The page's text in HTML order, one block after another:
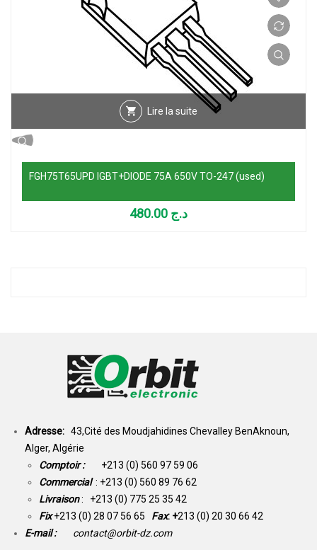
Lire la suite
FGH75T65UPD IGBT+DIODE 75A 650V TO-247 (used)
د.ج
Adresse: 43,Cité des Moudjahidines Chevalley BenAknoun,
Alger, Algérie
Comptoir : +213 (0) 560 97 59 06
Commercial : +213 (0) 560 89 76 62
Livraison: +213 (0) 775 25 35 42
Fix +213 (0) 28 07 56 65 Fax: +213 (0) 20 30 66 42
E-mail :
contact@orbit-dz.com